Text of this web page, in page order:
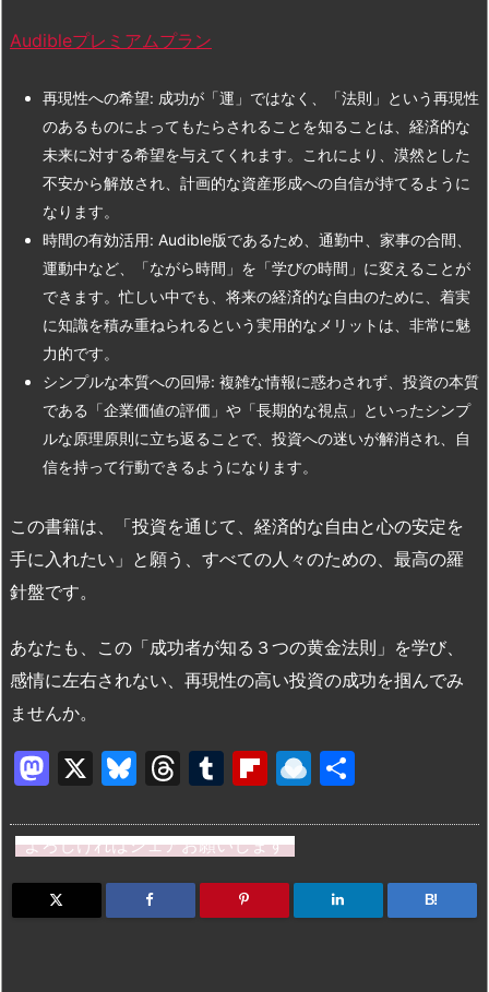
Audibleプレミアムプラン
再現性への希望: 成功が「運」ではなく、「法則」という再現性
のあるものによってもたらされることを知ることは、経済的な
未来に対する希望を与えてくれます。これにより、漠然とした
不安から解放され、計画的な資産形成への自信が持てるように
なります。
時間の有効活用: Audible版であるため、通勤中、家事の合間、
運動中など、「ながら時間」を「学びの時間」に変えることが
できます。忙しい中でも、将来の経済的な自由のために、着実
に知識を積み重ねられるという実用的なメリットは、非常に魅
力的です。
シンプルな本質への回帰: 複雑な情報に惑わされず、投資の本質
である「企業価値の評価」や「長期的な視点」といったシンプ
ルな原理原則に立ち返ることで、投資への迷いが解消され、自
信を持って行動できるようになります。
この書籍は、「投資を通じて、経済的な自由と心の安定を
手に入れたい」と願う、すべての人々のための、最高の羅
針盤です。
あなたも、この「成功者が知る３つの黄金法則」を学び、
感情に左右されない、再現性の高い投資の成功を掴んでみ
ませんか。
M
st
o
d
X
Bl
e
s
k
T
e
a
d
T
m
bl
r
Fl
b
o
ar
R
n
dr
o
よろしければシェアお願いします
B!